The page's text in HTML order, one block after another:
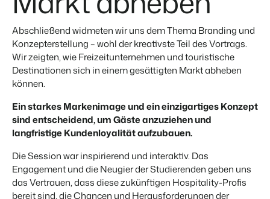
Abschließend widmeten wir uns dem Thema Branding und
Konzepterstellung – wohl der kreativste Teil des Vortrags.
Wir zeigten, wie Freizeitunternehmen und touristische
Destinationen sich in einem gesättigten Markt abheben
können.
Ein starkes Markenimage und ein einzigartiges Konzept
sind entscheidend, um Gäste anzuziehen und
langfristige Kundenloyalität aufzubauen.
Die Session war inspirierend und interaktiv. Das
Engagement und die Neugier der Studierenden geben uns
das Vertrauen, dass diese zukünftigen Hospitality-Profis
bereit sind, die Chancen und Herausforderungen der